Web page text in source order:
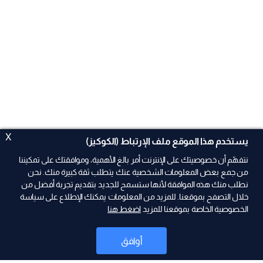
X يستخدم هذا الموقع ملف الإرتباط (الكوكيز)
نتفهّم أن خصوصيتك على الإنترنت أمر بالغ الأهمية، وموافقتك على تمكيننا
من جمع بعض المعلومات الشخصية عنك يتطلب ثقة كبيرة منك. نحن
نطلب منك هذه الموافقة لأنها ستسمح للجديد بتقديم تجربة أفضل من
خلال التصفح بموقعنا. للمزيد من المعلومات يمكنك الإطلاع على سياسة
الخصوصية الخاصة بموقعنا للمزيد اضغط هنا
أوافق
ad